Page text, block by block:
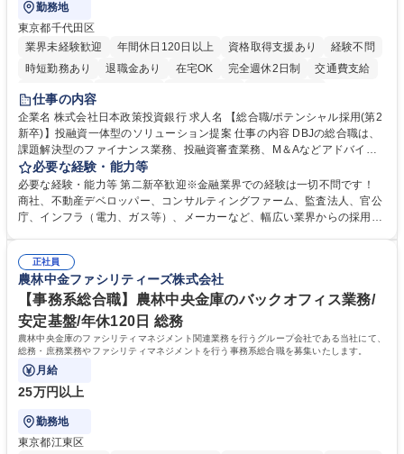
勤務地
東京都千代田区
業界未経験歓迎
年間休日120日以上 資格取得支援あり
経験不問
時短勤務あり
退職金あり 在宅OK 完全週休2日制
交通費支給
駅近5分以内
食事補助あり
託児所あり
仕事の内容
企業名 株式会社日本政策投資銀行 求人名 【総合職/ポテンシャル採用(第2
新卒)】投融資一体型のソリューション提案 仕事の内容 DBJの総合職は、
課題解決型のファイナンス業務、投融資審査業務、M＆Aなどアドバイザ
リー業務、地域戦略企画業務など、多様な業務に精通し、複数の専門性を
掛け合わせて広く社会に貢献していく職種です。 入社後は、横断的なロー
テーションを経て適性や専門性に応じたキャリアを形成していただきま
す。総合職として入社いただき、下記いずれかの部門でご活躍いただきま
ート・ナレッジ業務 ※それぞれの業務内容に関しては、別途その他労働条
件備考欄に記載 募集職種 【総合職/ポテンシャル採用(第2新卒)】投融資一
体型のソリューション提案
必要な経験・能力等
必要な経験・能力等 第二新卒歓迎※金融業界での経験は一切不問です！
商社、不動産デベロッパー、コンサルティングファーム、監査法人、官公
庁、インフラ（電力、ガス等）、メーカーなど、幅広い業界からの採用実
く高い志を併せもった人材を求めています。ポテンシャル採用（第2新
卒）では、金融業界での経験や知識を問いません。新たな時代を見据え
て、複雑化する社会課題の解決に向けて先鞭をつける役割を担いたい、と
いう気概をお持ちの方を心待ちにしています。 学歴・資格 学歴：大学院
大学 語学力： 資格：
正社員
農林中金ファシリティーズ株式会社
【事務系総合職】農林中央金庫のバックオフィス業務/
安定基盤/年休120日 総務
農林中央金庫のファシリティマネジメント関連業務を行うグループ会社である当社にて、
総務・庶務業務やファシリティマネジメントを行う事務系総合職を募集いたします。
月給
25万円以上
勤務地
東京都江東区